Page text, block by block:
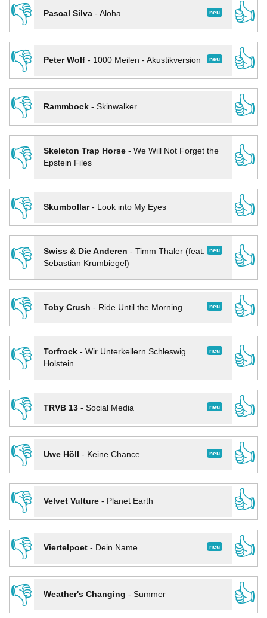
👎
neu
Pascal Silva- Aloha
👍
👎
neu
Peter Wolf- 1000 Meilen - Akustikversion
👍
👎
Rammbock- Skinwalker
👍
👎
Skeleton Trap Horse- We Will Not Forget the
Epstein Files
👍
👎
Skumbollar- Look into My Eyes
👍
👎
neu
Swiss & Die Anderen - Timm Thaler (feat.
Sebastian Krumbiegel)
👍
👎
neu
Toby Crush - Ride Until the Morning
👍
👎
neu
Torfrock- Wir Unterkellern Schleswig
Holstein
👍
👎
neu
TRVB 13- Social Media
👍
👎
neu
Uwe Höll - Keine Chance
👍
👎
Velvet Vulture- Planet Earth
👍
👎
neu
Viertelpoet- Dein Name
👍
👎
Weather's Changing - Summer
👍